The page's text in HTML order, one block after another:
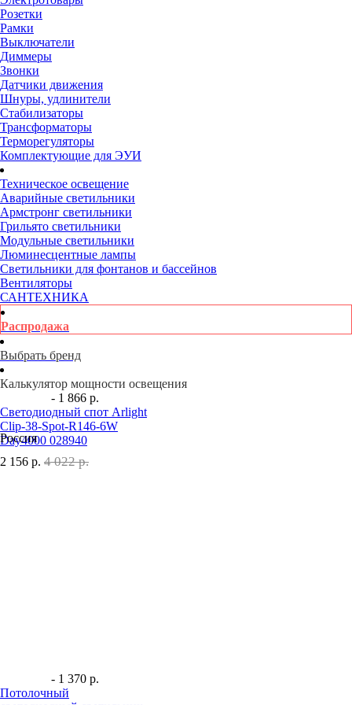
Розетки
Рамки
Выключатели
Диммеры
Звонки
Датчики движения
Шнуры, удлинители
Стабилизаторы
Трансформаторы
Терморегуляторы
Комплектующие для ЭУИ
Техническое освещение
Аварийные светильники
Армстронг светильники
Грильято светильники
Модульные светильники
Люминесцентные лампы
Светильники для фонтанов и бассейнов
Вентиляторы
САНТЕХНИКА
Распродажа
Выбрать бренд
Калькулятор мощности освещения
- 1 866 р.
Светодиодный спот Arlight
Clip-38-Spot-R146-6W
Day4000 028940
Россия
2 156 р. 4 022 р.
- 1 370 р.
Потолочный